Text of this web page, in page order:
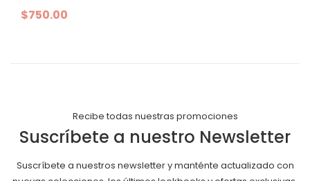
$750.00
Recibe todas nuestras promociones
Suscríbete a nuestro Newsletter
Suscríbete a nuestros newsletter y manténte actualizado con